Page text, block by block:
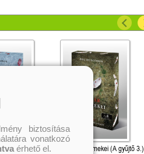
gyűjtő 2.)
A nyár gyermekei (A gyűjtő 3.)
biztosítása
vonatkozó
érhető el.